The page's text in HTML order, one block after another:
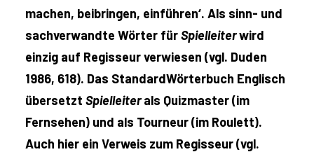
machen, beibringen, einführen‘. Als sinn- und
sachverwandte Wörter fürSpielleiterwird
einzig auf Regisseur verwiesen (vgl. Duden
1986, 618). Das StandardWörterbuch Englisch
übersetzt Spielleiterals Quizmaster (im
Fernsehen) und als Tourneur (im Roulett).
Auch hier ein Verweis zum Regisseur (vgl.